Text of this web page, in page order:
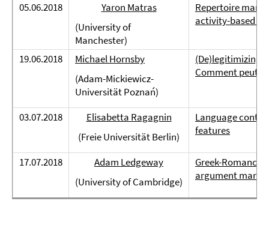
05.06.2018
Yaron Matras
(University of
Manchester)
Repertoire
activity-based
19.06.2018
Michael Hornsby
(Adam-Mickiewicz-
Universität Poznań)
(De)legitimizing
Comment peut-
03.07.2018
Elisabetta Ragagnin
(Freie Universität Berlin)
Language
features
17.07.2018
Adam Ledgeway
(University of Cambridge)
Greek-Romance
argument